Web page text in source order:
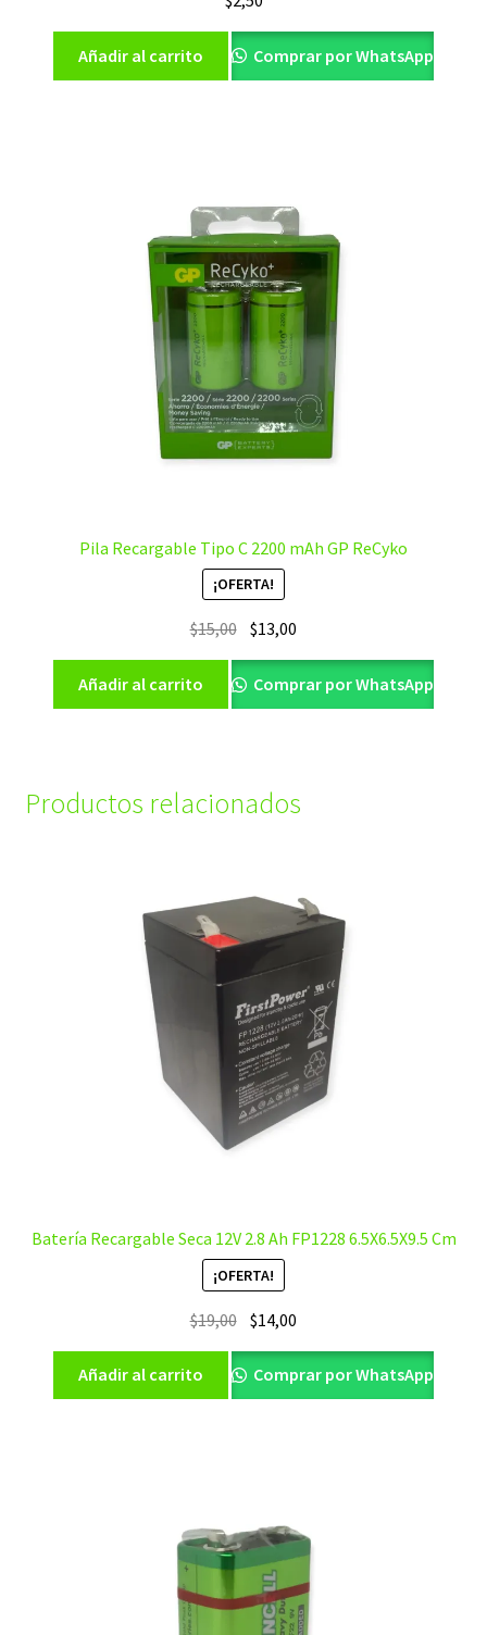
Añadir al carrito Comprar por WhatsApp
Pila Recargable Tipo C 2200 mAh GP ReCyko
¡OFERTA!
$15,00 El
precio
original
era:
$13,00
precio
actual
es:
Añadir al carrito Comprar por WhatsApp
Productos relacionados
Batería Recargable Seca 12V 2.8 Ah FP1228 6.5X6.5X9.5 Cm
¡OFERTA!
$19,00 El
original
era:
$14,00
actual
es:
Añadir al carrito Comprar por WhatsApp